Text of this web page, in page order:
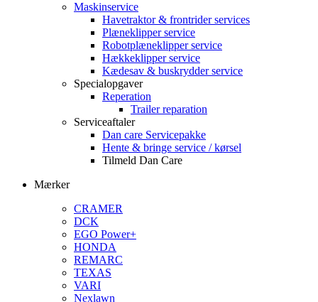
Maskinservice
Havetraktor & frontrider services
Plæneklipper service
Robotplæneklipper service
Hækkeklipper service
Kædesav & buskrydder service
Specialopgaver
Reperation
Trailer reparation
Serviceaftaler
Dan care Servicepakke
Hente & bringe service / kørsel
Tilmeld Dan Care
Mærker
CRAMER
DCK
EGO Power+
HONDA
REMARC
TEXAS
VARI
Nexlawn